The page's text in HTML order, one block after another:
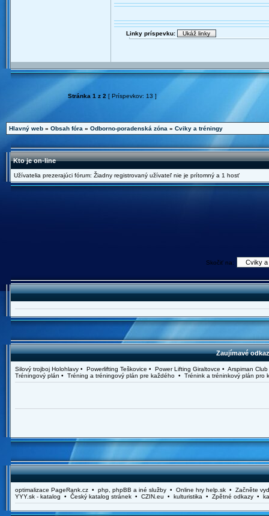
Linky príspevku:
Stránka 1 z 2 [ Príspevkov: 13 ]
Hlavný web » Obsah fóra » Odborno-poradenská zóna » Cviky a tréningy
Kto je on-line
Užívatelia prezerajúci fórum: Žiadny registrovaný užívateľ nie je prítomný a 1 hosť
Skočiť na:
Zaujímavé
Silový trojboj Holohlavy • Powerlifting Teškovice • Power Lifting Giraltovce • Arspiman
Tréningový plán • Tréning a tréningový plán pre každého • Trénink a tréninkový plán pro
optimalizace PageRank.cz • php, phpBB a iné služby • Online hry help.sk • Začněte
YYY.sk - katalog • Český katalog stránek • CZIN.eu • kulturistika • Zpětné odkazy •